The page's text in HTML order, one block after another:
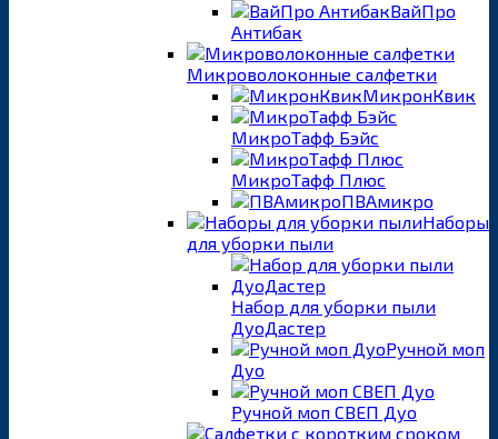
ВайПро
Антибак
Микроволоконные салфетки
МикронКвик
МикроТафф Бэйс
МикроТафф Плюс
ПВАмикро
Наборы
для уборки пыли
Набор для уборки пыли
ДуоДастер
Ручной моп
Дуо
Ручной моп СВЕП Дуо